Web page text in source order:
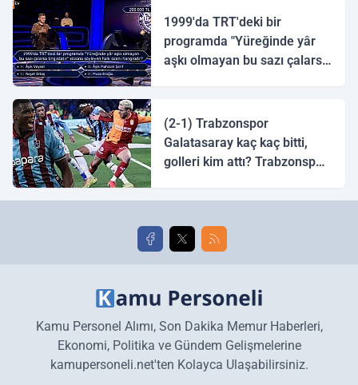
1999'da TRT'deki bir
programda "Yüreğinde yâr
aşkı olmayan bu sazı çalarsa
(2-1) Trabzonspor
Galatasaray kaç kaç bitti,
golleri kim attı? Trabzonspor
golleri!
Kamu Personel Alımı, Son Dakika Memur Haberleri,
Ekonomi, Politika ve Gündem Gelişmelerine
kamupersoneli.net'ten Kolayca Ulaşabilirsiniz.